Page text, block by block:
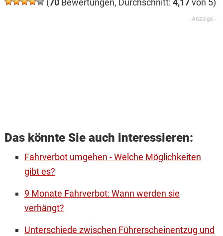
(70Bewertungen, Durchschnitt: 4,17von 5)
Das könnte Sie auch interessieren:
Fahrverbot umgehen - Welche Möglichkeiten
gibt es?
9 Monate Fahrverbot: Wann werden sie
verhängt?
Unterschiede zwischen Führerscheinentzug und